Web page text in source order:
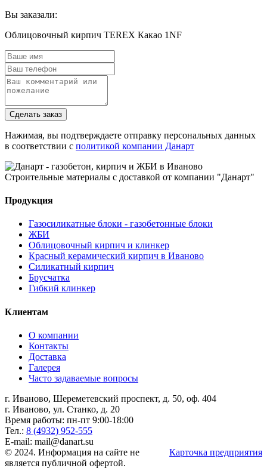
Вы заказали:
Облицовочный кирпич TEREX Какао 1NF
Сделать заказ
Нажимая, вы подтверждаете отправку персональных данных
в соответствии с политикой компании Данарт
Строительные материалы с доставкой от компании "Данарт"
Продукция
Газосиликатные блоки - газобетонные блоки
ЖБИ
Облицовочный кирпич и клинкер
Красный керамический кирпич в Иваново
Силикатный кирпич
Брусчатка
Гибкий клинкер
Клиентам
О компании
Контакты
Доставка
Галерея
Часто задаваемые вопросы
г. Иваново, Шереметевский проспект, д. 50, оф. 404
г. Иваново, ул. Станко, д. 20
Время работы: пн-пт 9:00-18:00
Тел.: 8 (4932) 952-555
E-mail: mail@danart.su
Карточка предприятия
© 2024. Информация на сайте не
является публичной офертой.